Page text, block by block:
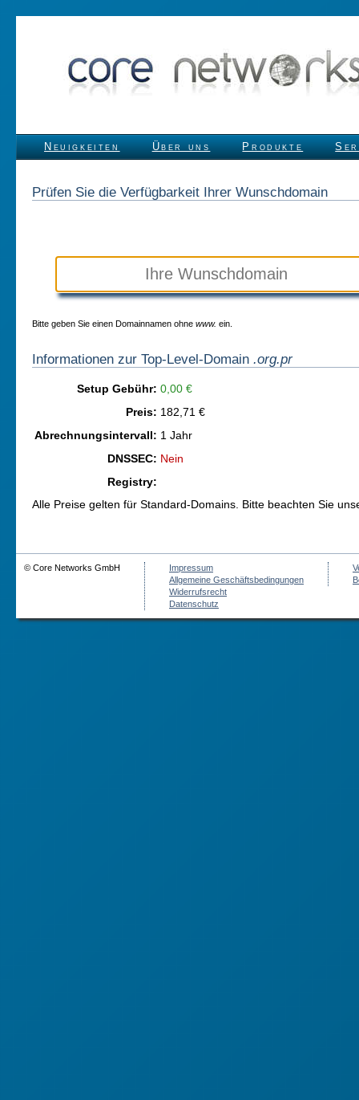
Neuigkeiten Über uns Produkte
Prüfen Sie die Verfügbarkeit Ihrer Wunschdomain
Bitte geben Sie einen Domainnamen ohne www. ein.
Informationen zur Top-Level-Domain .org.pr
Setup Gebühr: 0,00 €
Preis: 182,71 €
Abrechnungsintervall: 1 Jahr
DNSSEC: Nein
Registry:
Alle Preise gelten für Standard-Domains. Bitte beachten Sie
© Core Networks GmbH
Impressum
Allgemeine Geschäftsbedingungen
Widerrufsrecht
Datenschutz